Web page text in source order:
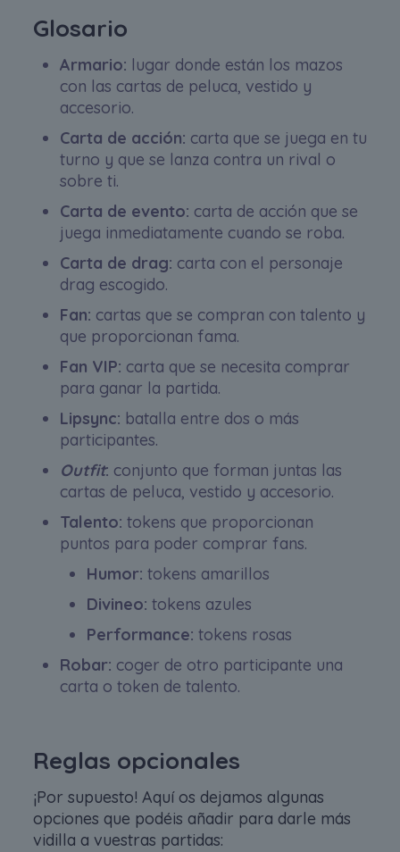
Glosario
Armario: lugar donde están los mazos
con las cartas de peluca, vestido y
accesorio.
Carta de acción: carta que se juega en tu
turno y que se lanza contra un rival o
sobre ti.
Carta de evento: carta de acción que se
juega inmediatamente cuando se roba.
Carta de drag: carta con el personaje
drag escogido.
Fan: cartas que se compran con talento y
que proporcionan fama.
Fan VIP: carta que se necesita comprar
para ganar la partida.
Lipsync: batalla entre dos o más
participantes.
Outfit: conjunto que forman juntas las
cartas de peluca, vestido y accesorio.
Talento: tokens que proporcionan
puntos para poder comprar fans.
Humor: tokens amarillos
Divineo: tokens azules
Performance: tokens rosas
Robar: coger de otro participante una
carta o token de talento.
Reglas opcionales
¡Por supuesto! Aquí os dejamos algunas
opciones que podéis añadir para darle más
vidilla a vuestras partidas: